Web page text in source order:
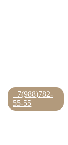
+7(988)782-
55-55